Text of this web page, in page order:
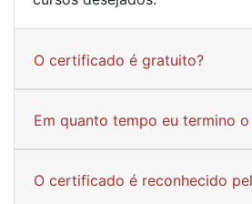
O certificado é gratuito?
Em quanto tempo eu termino
O certificado é reconhecido